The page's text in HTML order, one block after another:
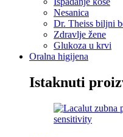
Nesanica
Dr. Theiss biljni
Zdravlje žene
Glukoza u krvi
Oralna higijena
Istaknuti